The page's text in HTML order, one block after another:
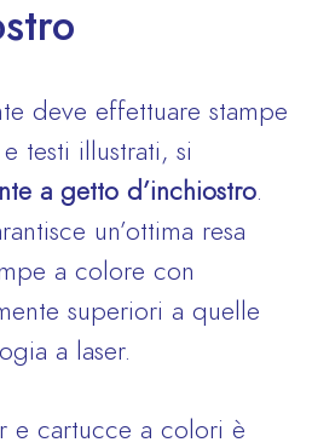
deve effettuare stampe
testi illustrati, si
a getto d’inchiostro
un’ottima resa
a colore con
superiori a quelle
a laser.
e cartucce a colori è